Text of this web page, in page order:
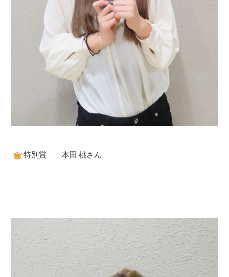
特別賞 本田 桃さん